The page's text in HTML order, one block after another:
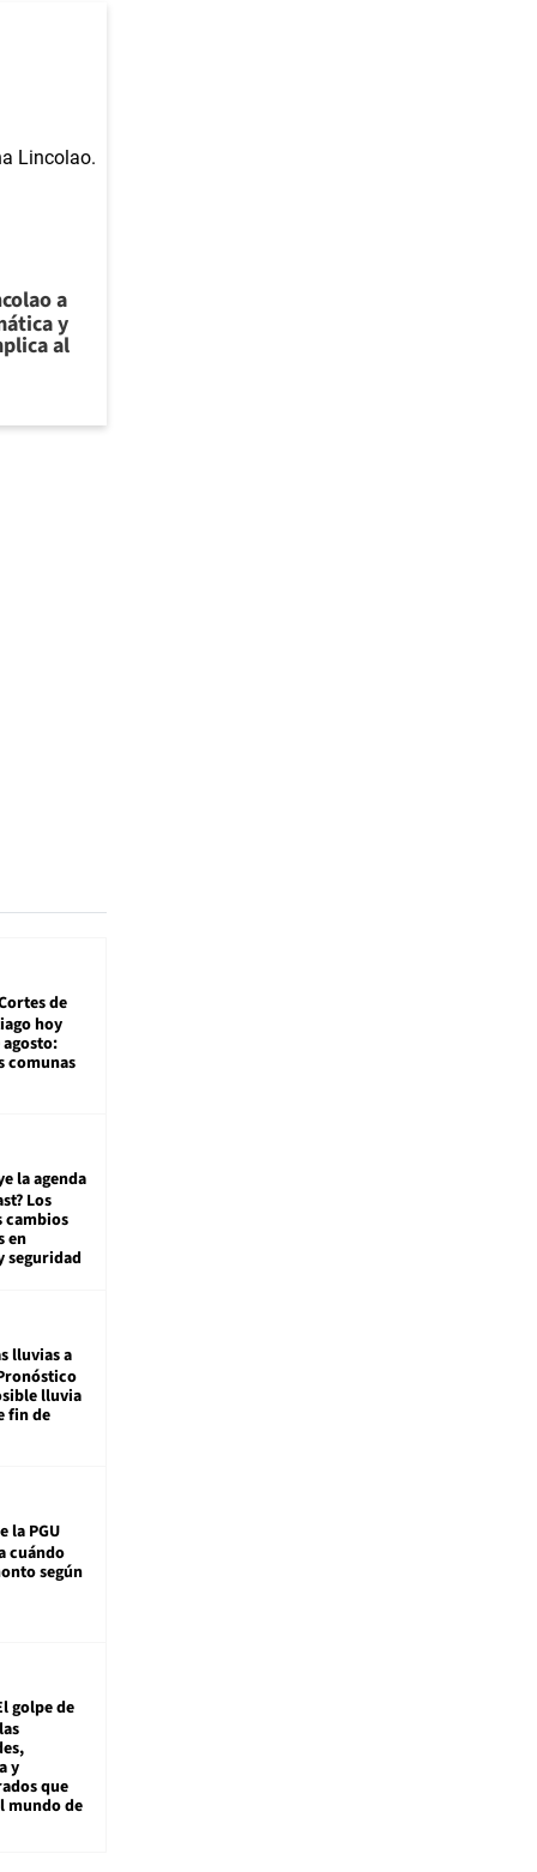
a
y
al
de
hoy
agosto:
comunas
la agenda
Los
cambios
en
seguridad
lluvias a
lluvia
fin de
la PGU
cuándo
según
golpe de
y
que
mundo de